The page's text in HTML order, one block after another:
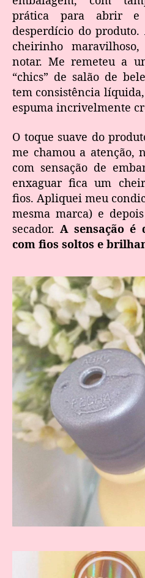
prática para abrir e
desperdício do
cheirinho
notar. Me remeteu a
“chics” de salão de
tem consistência
espuma incrivelmente
O toque suave do
me chamou a atenção,
com sensação de
enxaguar fica um
fios. Apliquei meu
mesma marca) e
secador.A sensação é
com fios soltos e